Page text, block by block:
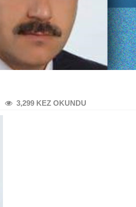
3,299 KEZ OKUNDU